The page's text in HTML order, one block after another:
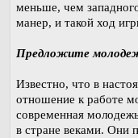
меньше, чем
манер, и такой ход
Предложите
Известно, что в
отношение к работе
современная
в стране веками. Они